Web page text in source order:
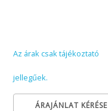
Az árak csak tájékoztató
jellegűek.
ÁRAJÁNLAT KÉRÉSE